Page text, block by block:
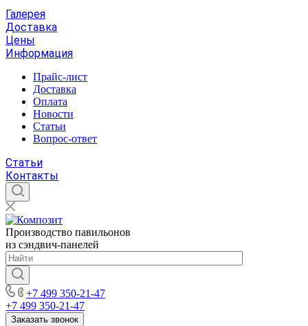
Галерея
Доставка
Цены
Информация
Прайс-лист
Доставка
Оплата
Новости
Статьи
Вопрос-ответ
Статьи
Контакты
Производство павильонов
из сэндвич-панелей
+7 499 350-21-47
+7 499 350-21-47
Заказать звонок